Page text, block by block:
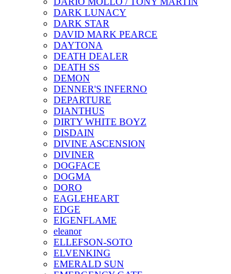
DARK LUNACY
DARK STAR
DAVID MARK PEARCE
DAYTONA
DEATH DEALER
DEATH SS
DEMON
DENNER'S INFERNO
DEPARTURE
DIANTHUS
DIRTY WHITE BOYZ
DISDAIN
DIVINE ASCENSION
DIVINER
DOGFACE
DOGMA
DORO
EAGLEHEART
EDGE
EIGENFLAME
eleanor
ELLEFSON-SOTO
ELVENKING
EMERALD SUN